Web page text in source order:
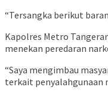
“Tersangka berikut
Kapolres Metro
menekan peredaran
“Saya mengimbau
terkait penyalahgunaan